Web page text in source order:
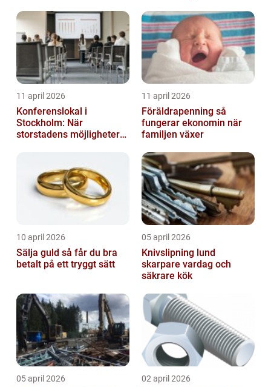
11 april 2026
Konferenslokal i
Stockholm: När
storstadens möjligheter
11 april 2026
Föräldrapenning så
fungerar ekonomin när
familjen växer
10 april 2026
Sälja guld så får du bra
betalt på ett tryggt sätt
05 april 2026
Knivslipning lund
skarpare vardag och
säkrare kök
05 april 2026 02 april 2026